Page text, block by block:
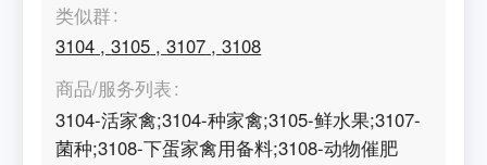
类似群
3104 ,3105 ,3107 ,3108
商品/服务列表
3104-活家禽;3104-种家禽;3105-鲜水果;3107-
菌种;3108-下蛋家禽用备料;3108-动物催肥